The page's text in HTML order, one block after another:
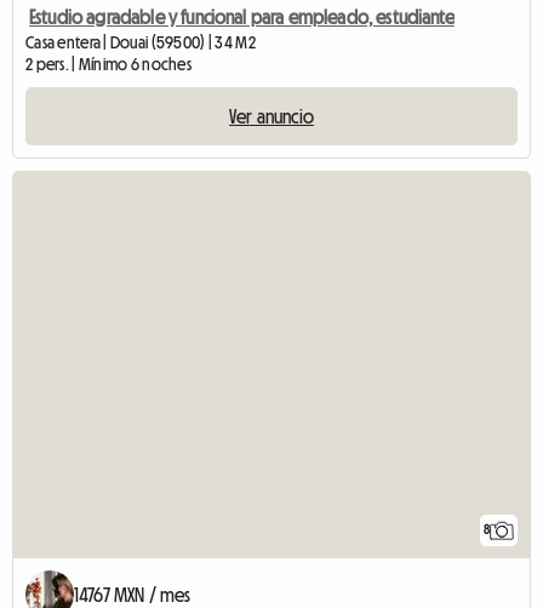
Estudio agradable y funcional para empleado, estudiante
Casa entera | Douai (59500) | 34 M2
2 pers. | Mínimo 6 noches
Ver anuncio
8
14767 MXN / mes